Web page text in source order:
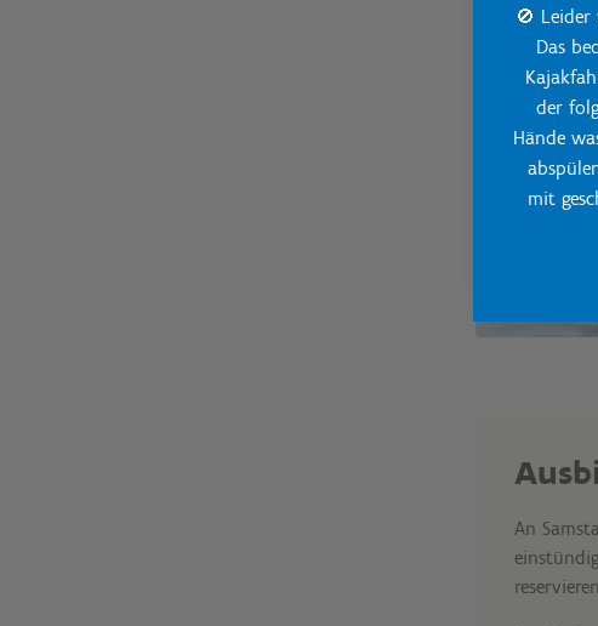
🚫 Leider
Das
der
Hände
mit
An